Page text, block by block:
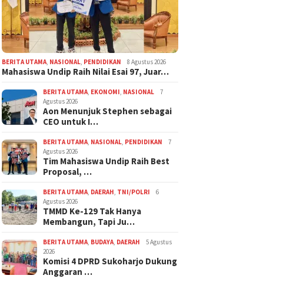
BERITA UTAMA NASIONAL PENDIDIKAN 8 Agustus 2026
Mahasiswa Undip Raih Nilai Esai 97, Juar…
BERITA UTAMA EKONOMI NASIONAL
7
Agustus 2026
Aon Menunjuk Stephen sebagai
CEO untuk I…
BERITA UTAMA NASIONAL PENDIDIKAN
7
Agustus 2026
Tim Mahasiswa Undip Raih Best
Proposal, …
BERITA UTAMA DAERAH TNI/POLRI
6
Agustus 2026
TMMD Ke-129 Tak Hanya
Membangun, Tapi Ju…
BERITA UTAMA BUDAYA DAERAH
5 Agustus
2026
Komisi 4 DPRD Sukoharjo Dukung
Anggaran …